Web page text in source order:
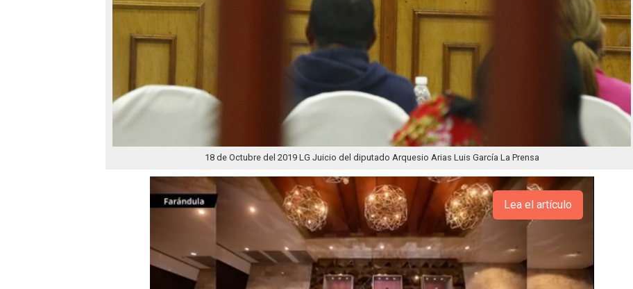
18 de Octubre del 2019 LG Juicio del diputado Arquesio Arias Luis García La Prensa
Lea el artículo